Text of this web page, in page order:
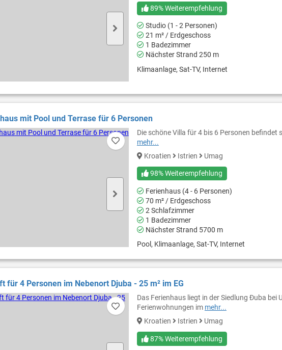
89% Weiterempfehlung
Studio (1 - 2 Personen)
21 m² / Erdgeschoss
1 Badezimmer
Nächster Strand 250 m
Klimaanlage, Sat-TV, Internet
mit Pool und Terrase für 6 Personen
Die schöne Villa für 4 bis 6 Personen
mehr...
Kroatien
Istrien Umag
98% Weiterempfehlung
Ferienhaus (4 - 6 Personen)
70 m² / Erdgeschoss
2 Schlafzimmer
1 Badezimmer
Nächster Strand 5700 m
Pool, Klimaanlage, Sat-TV, Internet
für 4 Personen im Nebenort Djuba - 25 m² im EG
Das Ferienhaus liegt in der Siedlung Đuba bei
Ferienwohnungen im mehr...
Kroatien
Istrien Umag
87% Weiterempfehlung